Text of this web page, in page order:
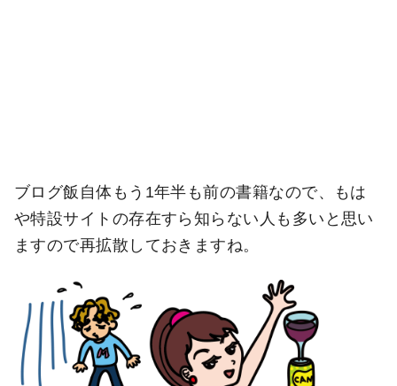
ブログ飯自体もう1年半も前の書籍なので、もは
や特設サイトの存在すら知らない人も多いと思い
ますので再拡散しておきますね。